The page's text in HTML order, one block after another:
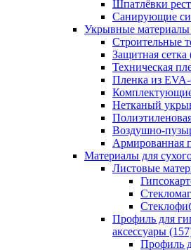
Шпатлёвки
Санирующие
Укрывные материалы
Строительные
Защитная сетка
Техническая
Пленка из
Нетканый
Воздушно-
Армированная
Материалы для
Листовые
Профиль для
аксессуары
Профиль